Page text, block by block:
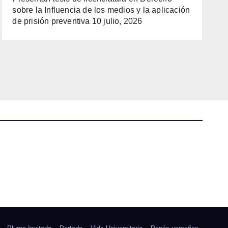
sobre la Influencia de los medios y la aplicación
de prisión preventiva 10 julio, 2026